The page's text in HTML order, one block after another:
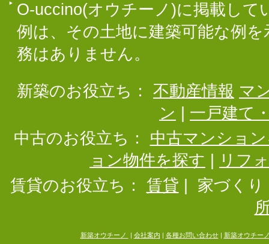
O-uccino(オウチーノ)に掲載して
例は、その土地に建築可能な例
務はありません。
新築のお役立ち： 不動産情報 マ
ン
一戸建て
中古のお役立ち：
中古マンショ
ョン物件を探す
リフ
賃貸のお役立ち：
賃貸
家づくり
新築オウチーノ 会社案内 各種お問い合わせ| 新築オウチー